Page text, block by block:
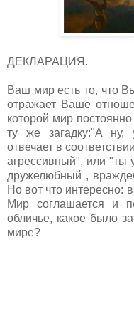
ДЕКЛАРАЦИЯ.
Ваш мир есть то, что
отражает Ваше
которой мир
ту же загадку:"А ну,
отвечает в
агрессивный", или "ты
дружелюбный ,
Но вот что интересно:
Мир соглашается и
обличье, какое было
мире?